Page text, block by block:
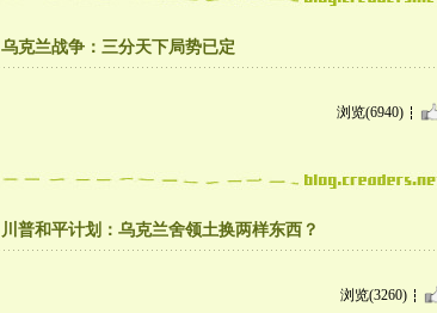
乌克兰战争：三分天下局势已定
浏览(6940)
川普和平计划：乌克兰舍领土换两样东西？
浏览(3260)